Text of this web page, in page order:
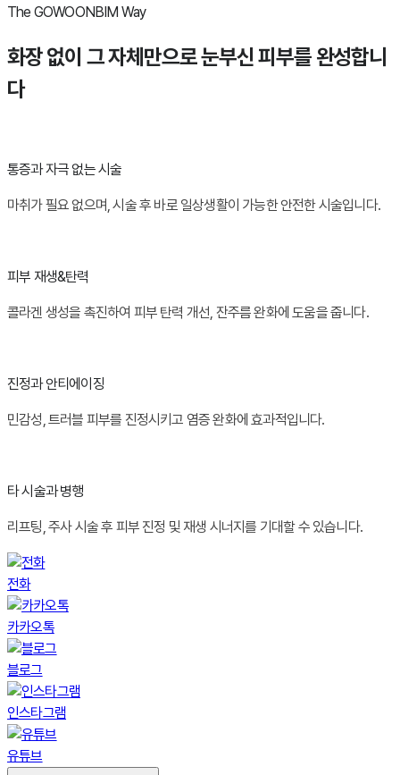
The GOWOONBIM Way
화장 없이 그 자체만으로 눈부신 피부를 완성합니
다
통증과 자극 없는 시술
마취가 필요 없으며, 시술 후 바로 일상생활이 가능한 안전한 시술입니다.
피부 재생&탄력
콜라겐 생성을 촉진하여 피부 탄력 개선, 잔주름 완화에 도움을 줍니다.
진정과 안티에이징
민감성, 트러블 피부를 진정시키고 염증 완화에 효과적입니다.
타 시술과 병행
리프팅, 주사 시술 후 피부 진정 및 재생 시너지를 기대할 수 있습니다.
전화
카카오톡
블로그
인스타그램
유튜브